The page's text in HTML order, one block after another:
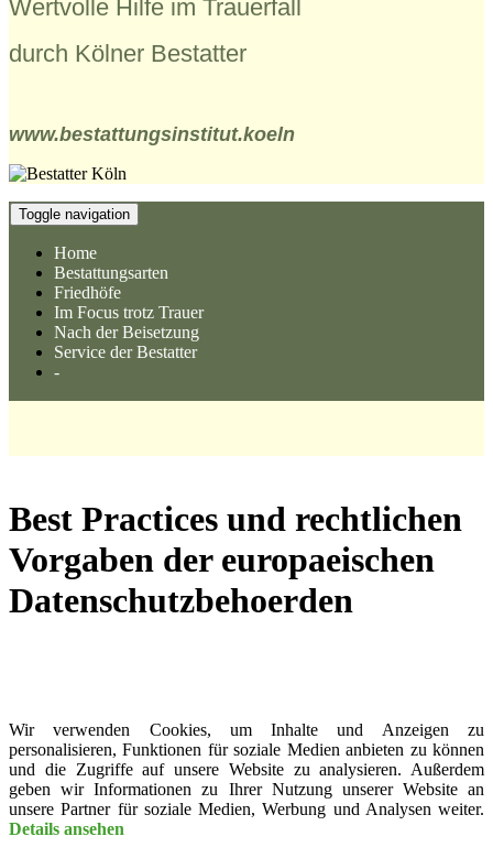
Wertvolle Hilfe im Trauerfall
durch Kölner Bestatter
www.bestattungsinstitut.koeln
Toggle navigation
Home
Bestattungsarten
Friedhöfe
Im Focus trotz Trauer
Nach der Beisetzung
Service der Bestatter
-
Best Practices und rechtlichen
Vorgaben der europaeischen
Datenschutzbehoerden
Wir verwenden Cookies, um Inhalte und Anzeigen zu
personalisieren, Funktionen für soziale Medien anbieten zu können
und die Zugriffe auf unsere Website zu analysieren. Außerdem
geben wir Informationen zu Ihrer Nutzung unserer Website an
unsere Partner für soziale Medien, Werbung und Analysen weiter.
Details ansehen